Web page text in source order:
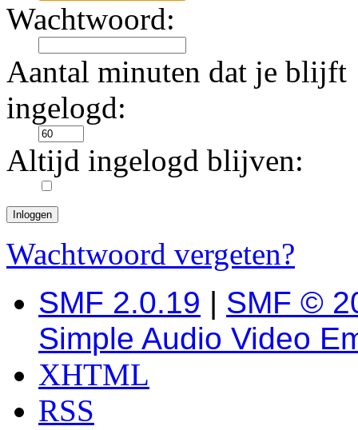
Wachtwoord:
Aantal minuten dat je blijft
ingelogd:
Altijd ingelogd blijven:
Wachtwoord vergeten?
SMF 2.0.19 | SMF ©
Simple Audio Video
XHTML
RSS